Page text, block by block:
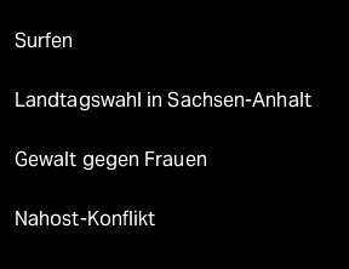
Surfen
Landtagswahl in Sachsen-Anhalt
Gewalt gegen Frauen
Nahost-Konflikt